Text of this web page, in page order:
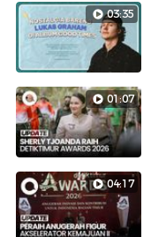
03:35
01:07
04:17